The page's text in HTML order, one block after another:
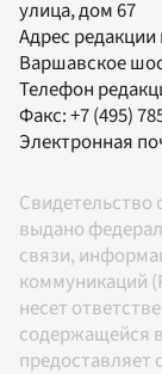
улица, дом 67
Адрес редакции
Варшавское
Телефон
Факс:+7 (495)
Электронная
выдано
связи,
коммуникаций
несет
содержащейся